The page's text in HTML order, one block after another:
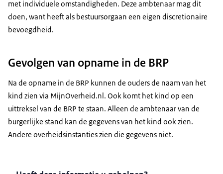
met individuele omstandigheden. Deze ambtenaar mag dit
doen, want heeft als bestuursorgaan een eigen discretionaire
bevoegdheid.
Gevolgen van opname in de BRP
Na de opname in de BRP kunnen de ouders de naam van het
kind zien via MijnOverheid.nl. Ook komt het kind op een
uittreksel van de BRP te staan. Alleen de ambtenaar van de
burgerlijke stand kan de gegevens van het kind ook zien.
Andere overheidsinstanties zien die gegevens niet.